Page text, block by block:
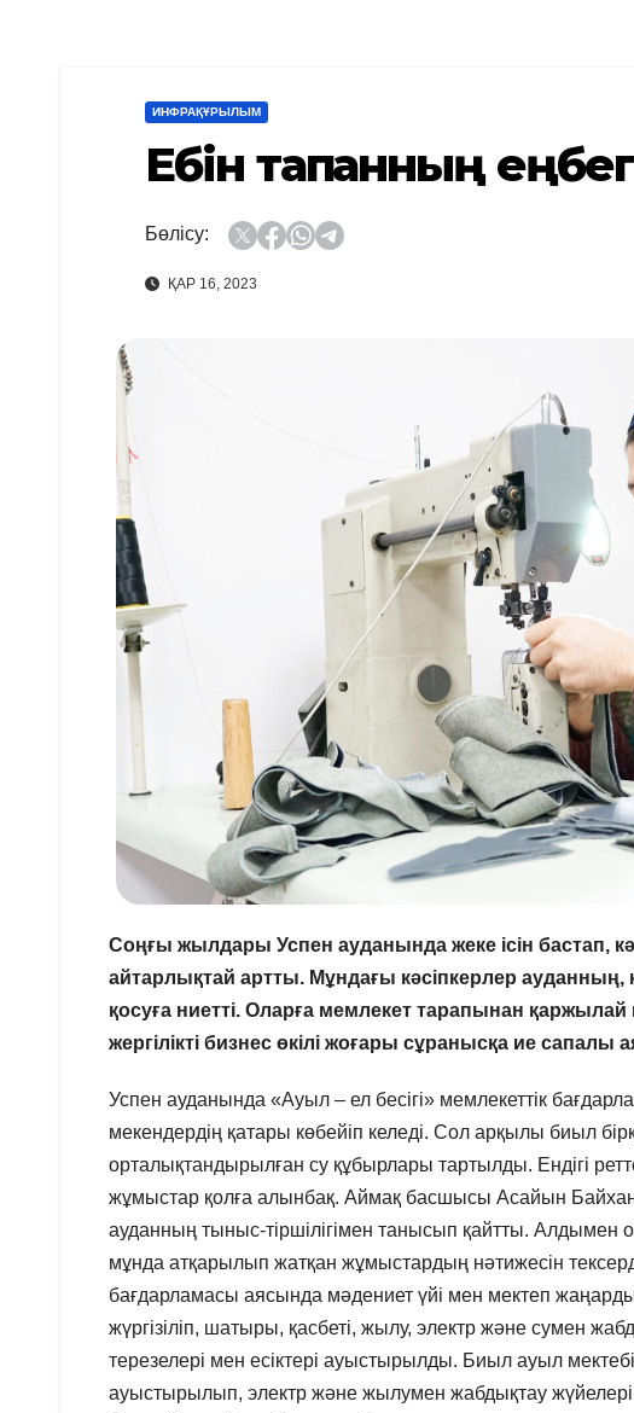
ИНФРАҚҰРЫЛЫМ
Ебін тапқанның
Бөлісу:
ҚАР 16, 2023
Соңғы жылдары Успен ауданында жеке ісін бастап,
айтарлықтай артты. Мұндағы кәсіпкерлер ауданның,
қосуға ниетті. Оларға мемлекет тарапынан
жергілікті бизнес өкілі жоғары сұранысқа ие сапалы
Успен ауданында «Ауыл – ел бесігі» мемлекеттік
мекендердің қатары көбейіп келеді. Сол арқылы биыл
орталықтандырылған су құбырлары тартылды. Ендігі
жұмыстар қолға алынбақ. Аймақ басшысы Асайын
ауданның тыныс-тіршілігімен танысып қайтты. Алдымен
мұнда атқарылып жатқан жұмыстардың нәтижесін
бағдарламасы аясында мәдениет үйі мен мектеп
жүргізіліп, шатыры, қасбеті, жылу, электр және сумен
терезелері мен есіктері ауыстырылды. Биыл ауыл
ауыстырылып, электр және жылумен жабдықтау